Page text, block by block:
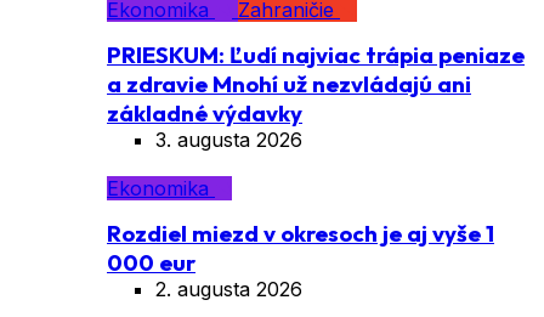
Ekonomika Zahraničie
PRIESKUM: Ľudí najviac trápia peniaze
a zdravie Mnohí už nezvládajú ani
základné výdavky
3. augusta 2026
Ekonomika
Rozdiel miezd v okresoch je aj vyše 1
000 eur
2. augusta 2026